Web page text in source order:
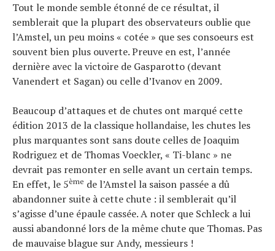
Tout le monde semble étonné de ce résultat, il
semblerait que la plupart des observateurs oublie que
l’Amstel, un peu moins « cotée » que ses consoeurs est
souvent bien plus ouverte. Preuve en est, l’année
dernière avec la victoire de Gasparotto (devant
Vanendert et Sagan) ou celle d’Ivanov en 2009.
Beaucoup d’attaques et de chutes ont marqué cette
édition 2013 de la classique hollandaise, les chutes les
plus marquantes sont sans doute celles de Joaquim
Rodriguez et de Thomas Voeckler, « Ti-blanc » ne
devrait pas remonter en selle avant un certain temps.
En effet, le 5ème de l’Amstel la saison passée a dû
abandonner suite à cette chute : il semblerait qu’il
s’agisse d’une épaule cassée. A noter que Schleck a lui
aussi abandonné lors de la même chute que Thomas. Pas
de mauvaise blague sur Andy, messieurs !